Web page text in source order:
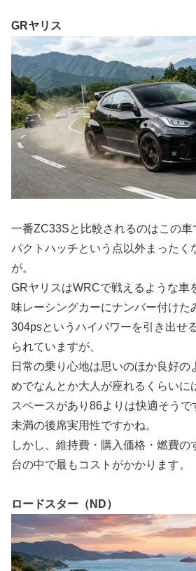
GRヤリス
一番ZC33Sと比較されるのはこの車
パクトハッチという点以外まったく
が。
GRヤリスはWRCで戦えるような車
味レーシングカーにナンバー付けた
304psというハイパワーを引き出せ
られていますが、
日常の乗り心地は思いのほか良好の
めでなんとか大人が座れるくらいに
スペースがあり86よりは快適そう
未満の後席実用性ですかね。
しかし、維持費・購入価格・燃費の
台の中で最もコストがかかります。
ロードスター（ND）